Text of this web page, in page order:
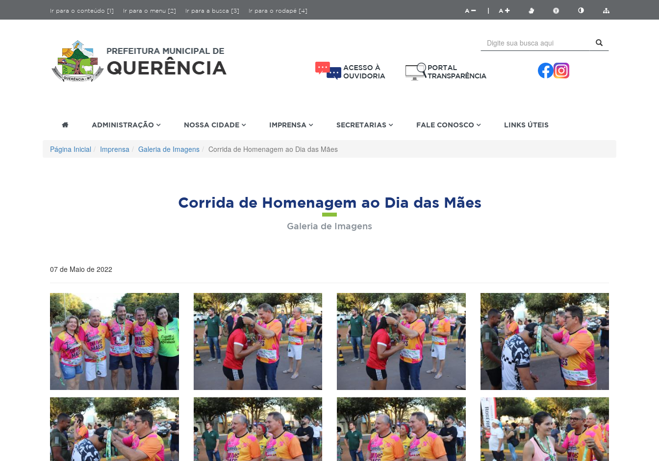
Ir para o conteúdo [1] Ir para o menu [2] Ir para a busca [3] Ir para o rodapé [4] A A
ADMINISTRAÇÃO NOSSA CIDADE IMPRENSA SECRETARIAS FALE CONOSCO LINKS ÚTEIS
Página Inicial Imprensa Galeria de Imagens Corrida de Homenagem ao Dia das Mães
Corrida de Homenagem ao Dia das Mães
Galeria de Imagens
07 de Maio de 2022